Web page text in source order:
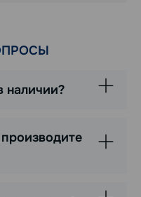
наличии?